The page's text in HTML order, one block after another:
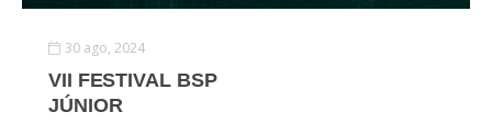
30 ago, 2024
VII FESTIVAL BSP
JÚNIOR